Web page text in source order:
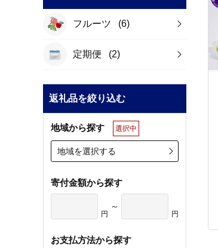
フルーツ (6)
定期便 (2)
返礼品を絞り込む
地域から探す 選択中
地域を選択する
寄付金額から探す
円
～
円
お支払方法から探す